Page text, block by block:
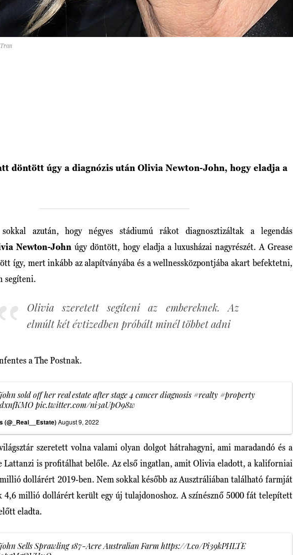
döntött úgy a diagnózis után Olivia Newton-John, hogy eladja a
azután, hogy négyes stádiumú rákot diagnosztizáltak a legendás
Newton-John úgy döntött, hogy eladja a luxusházai nagyrészét. A Grease
így, mert inkább az alapítványába és a wellnessközpontjába akart befektetni,
segíteni.
Olivia szeretett segíteni az embereknek. Az
elmúlt két évtizedben próbált minél többet adni
a The Postnak.
sold off her real estate after stage 4 cancer diagnosis#realty#property
pic.twitter.com/ni3aUpO98w
(@_Real__Estate)August 9, 2022
szeretett volna valami olyan dolgot hátrahagyni, ami maradandó és a
Lattanzi is profitálhat belőle. Az első ingatlan, amit Olivia eladott, a kaliforniai
dollárért 2019-ben. Nem sokkal később az Ausztráliában található farmját
4,6 millió dollárért került egy új tulajdonoshoz. A színésznő 5000 fát telepített
eladta.
Sells Sprawling 187-Acre Australian Farm https://t.co/Pi39kPHLTE